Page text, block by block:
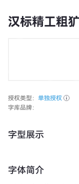
汉标精工粗
授权类型： 单独授权
字库品牌：
字型展示
字体简介